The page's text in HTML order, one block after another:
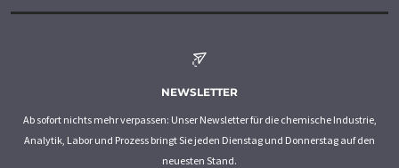
NEWSLETTER
Ab sofort nichts mehr verpassen: Unser Newsletter für die chemische Industrie,
Analytik, Labor und Prozess bringt Sie jeden Dienstag und Donnerstag auf den
neuesten Stand.